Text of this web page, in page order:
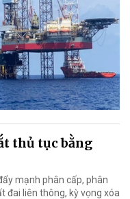
thủ tục bằng
mạnh phân cấp, phân
đai liên thông, kỳ vọng xóa